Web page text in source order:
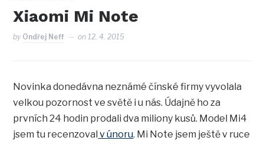
Xiaomi Mi Note
by Ondřej Neff on12. 4. 2015
Novinka donedávna neznámé čínské firmy vyvolala
velkou pozornost ve světě i u nás. Údajně ho za
prvních 24 hodin prodali dva miliony kusů. Model Mi4
jsem tu recenzoval v únoru. Mi Note jsem ještě v ruce